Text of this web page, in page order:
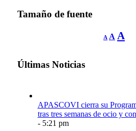
Tamaño de fuente
A
Reducir
tamaño
A
tamaño
A
Últimas Noticias
APASCOVI cierra su
tras tres semanas de ocio y
- 5:21 pm